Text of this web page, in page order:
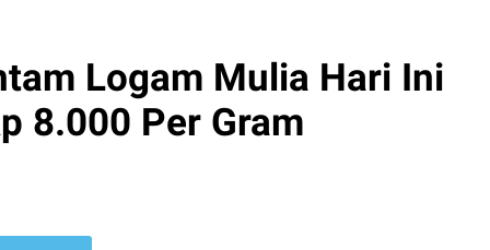
Logam Mulia Hari Ini
8.000 Per Gram